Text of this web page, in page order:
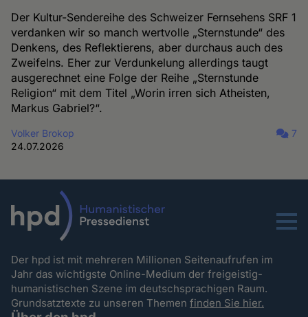
Der Kultur-Sendereihe des Schweizer Fernsehens SRF 1
verdanken wir so manch wertvolle „Sternstunde“ des
Denkens, des Reflektierens, aber durchaus auch des
Zweifelns. Eher zur Verdunkelung allerdings taugt
ausgerechnet eine Folge der Reihe „Sternstunde
Religion“ mit dem Titel „Worin irren sich Atheisten,
Markus Gabriel?“.
Volker Brokop
24.07.2026
7
Menu
Der hpd ist mit mehreren Millionen Seitenaufrufen im
Jahr das wichtigste Online-Medium der freigeistig-
humanistischen Szene im deutschsprachigen Raum.
Grundsatztexte zu unseren Themenfinden Sie hier.